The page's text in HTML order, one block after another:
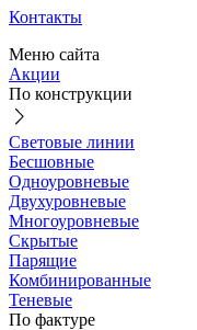
Контакты
Меню сайта
Акции
По конструкции
Световые линии
Бесшовные
Одноуровневые
Двухуровневые
Многоуровневые
Скрытые
Парящие
Комбинированные
Теневые
По фактуре